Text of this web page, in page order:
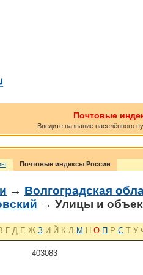
Почтовые
Введите название населённого
Почтовые индексы России
→ Волгоградская
→ Улицы и
Г Д Е Ж З И Й К Л М Н О П Р С Т У
403083